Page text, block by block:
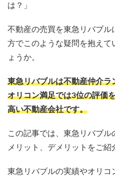
は？」
不動産の売買を東急リバブル
方でこのような疑問を抱えて
ょうか。
東急リバブルは不動産仲介
オリコン満足では3位の評価
高い不動産会社です。
この記事では、東急リバブル
メリット、デメリットをご紹
東急リバブルの実績やオリコ